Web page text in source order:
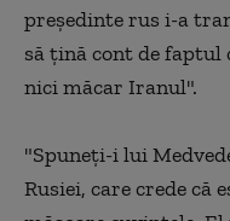
preşedinte rus i-a
să ţină cont de faptul
nici măcar Iranul".
"Spuneţi-i lui
Rusiei, care crede că